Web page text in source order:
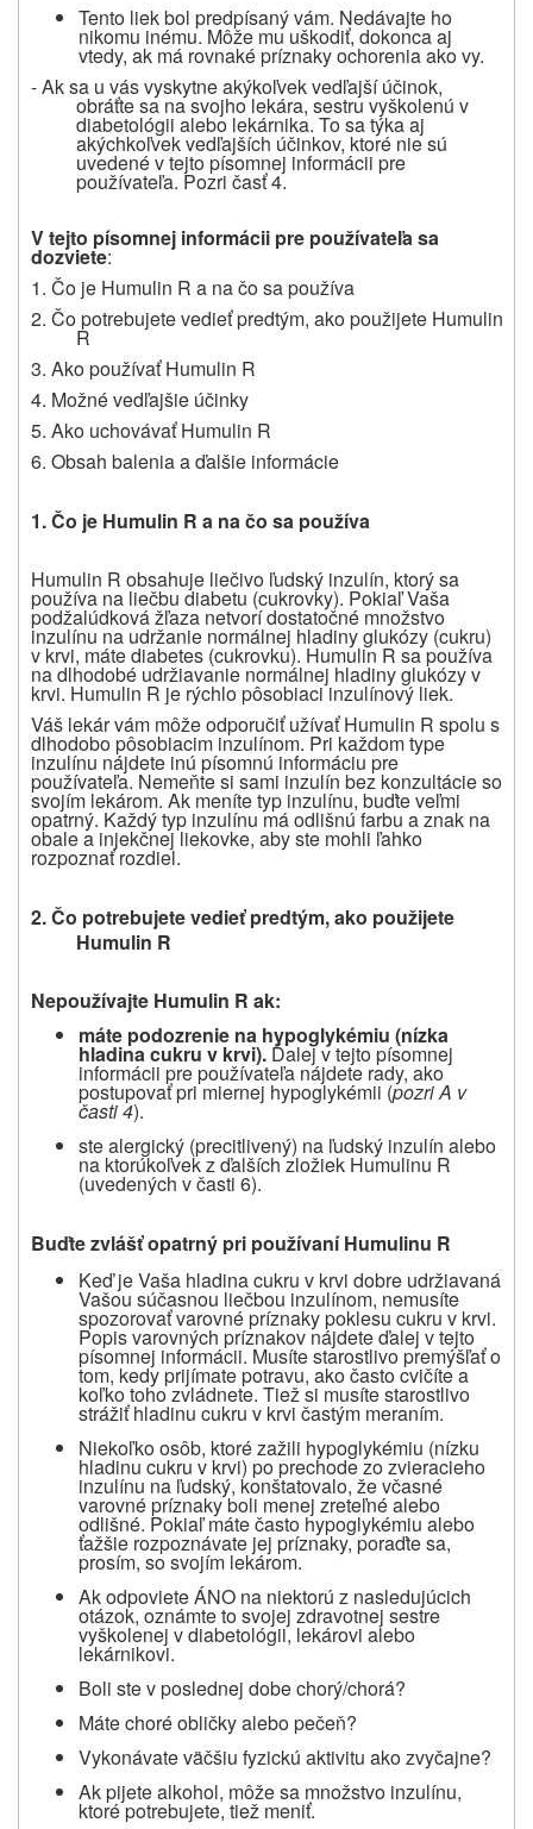
Tento liek bol predpísaný vám. Nedávajte ho
nikomu inému. Môže mu uškodiť, dokonca aj
vtedy, ak má rovnaké príznaky ochorenia ako vy.
- Ak sa u vás vyskytne akýkoľvek vedľajší účinok,
obráťte sa na svojho lekára, sestru vyškolenú v
diabetológii alebo lekárnika. To sa týka aj
akýchkoľvek vedľajších účinkov, ktoré nie sú
uvedené v tejto písomnej informácii pre
používateľa. Pozri časť 4.
V tejto písomnej informácii pre používateľa sa
dozviete:
1. Čo je Humulin R a na čo sa používa
2. Čo potrebujete vedieť predtým, ako použijete Humulin
R
3. Ako používať Humulin R
4. Možné vedľajšie účinky
5. Ako uchovávať Humulin R
6. Obsah balenia a ďalšie informácie
1. Čo je Humulin R a na čo sa používa
Humulin R obsahuje liečivo ľudský inzulín, ktorý sa
používa na liečbu diabetu (cukrovky). Pokiaľ Vaša
podžalúdková žľaza netvorí dostatočné množstvo
inzulínu na udržanie normálnej hladiny glukózy (cukru)
v krvi, máte diabetes (cukrovku). Humulin R sa používa
na dlhodobé udržiavanie normálnej hladiny glukózy v
krvi. Humulin R je rýchlo pôsobiaci inzulínový liek.
Váš lekár vám môže odporučiť užívať Humulin R spolu s
dlhodobo pôsobiacim inzulínom. Pri každom type
inzulínu nájdete inú písomnú informáciu pre
používateľa. Nemeňte si sami inzulín bez konzultácie so
svojím lekárom. Ak meníte typ inzulínu, buďte veľmi
opatrný. Každý typ inzulínu má odlišnú farbu a znak na
obale a injekčnej liekovke, aby ste mohli ľahko
rozpoznať rozdiel.
2. Čo potrebujete vedieť predtým, ako použijete
Humulin R
Nepoužívajte Humulin R ak:
máte podozrenie na hypoglykémiu (nízka
hladina cukru v krvi). Ďalej v tejto písomnej
informácii pre používateľa nájdete rady, ako
postupovať pri miernej hypoglykémii (pozri A v
časti 4).
ste alergický (precitlivený) na ľudský inzulín alebo
na ktorúkoľvek z ďalších zložiek Humulinu R
(uvedených v časti 6).
Buďte zvlášť opatrný pri používaní Humulinu R
Keď je Vaša hladina cukru v krvi dobre udržiavaná
Vašou súčasnou liečbou inzulínom, nemusíte
spozorovať varovné príznaky poklesu cukru v krvi.
Popis varovných príznakov nájdete ďalej v tejto
písomnej informácii. Musíte starostlivo premýšľať o
tom, kedy prijímate potravu, ako často cvičíte a
koľko toho zvládnete. Tiež si musíte starostlivo
strážiť hladinu cukru v krvi častým meraním.
Niekoľko osôb, ktoré zažili hypoglykémiu (nízku
hladinu cukru v krvi) po prechode zo zvieracieho
inzulínu na ľudský, konštatovalo, že včasné
varovné príznaky boli menej zreteľné alebo
odlišné. Pokiaľ máte často hypoglykémiu alebo
ťažšie rozpoznávate jej príznaky, poraďte sa,
prosím, so svojím lekárom.
Ak odpoviete ÁNO na niektorú z nasledujúcich
otázok, oznámte to svojej zdravotnej sestre
vyškolenej v diabetológii, lekárovi alebo
lekárnikovi.
Boli ste v poslednej dobe chorý/chorá?
Máte choré obličky alebo pečeň?
Vykonávate väčšiu fyzickú aktivitu ako zvyčajne?
Ak pijete alkohol, môže sa množstvo inzulínu,
ktoré potrebujete, tiež meniť.